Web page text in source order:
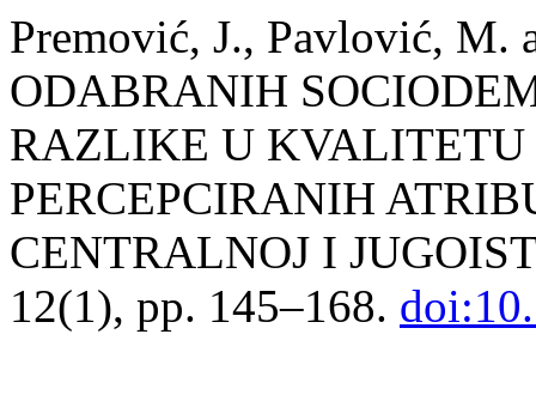
Premović, J., Pavlović, M.
ODABRANIH
RAZLIKE U
PERCEPCIRANIH
CENTRALNOJ I
12(1), pp. 145–168.